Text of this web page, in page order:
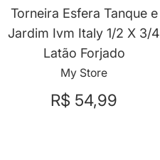
Torneira Esfera Tanque e
Jardim Ivm Italy 1/2 X 3/4
Latão Forjado
My Store
R$ 54,99